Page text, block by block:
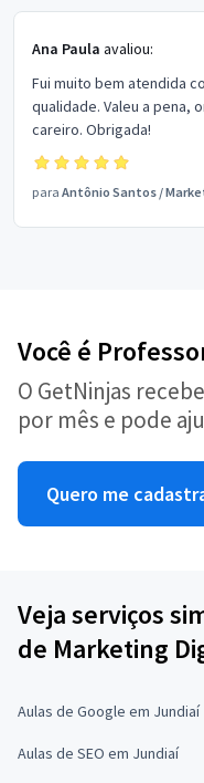
Ana Paula avaliou:
Fui muito bem atendida
qualidade. Valeu a pena,
careiro. Obrigada!
para Antônio Santos /
Você é
O GetNinjas
por mês e pode
Quero me
Veja serviços
de Marketing
Aulas de Google em Jundiaí
Aulas de SEO em Jundiaí